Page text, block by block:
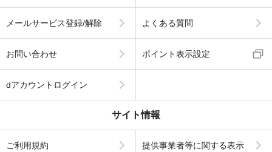
メールサービス登録/解除 よくある質問
お問い合わせ ポイント表示設定
dアカウントログイン
サイト情報
ご利用規約 提供事業者等に関する表示